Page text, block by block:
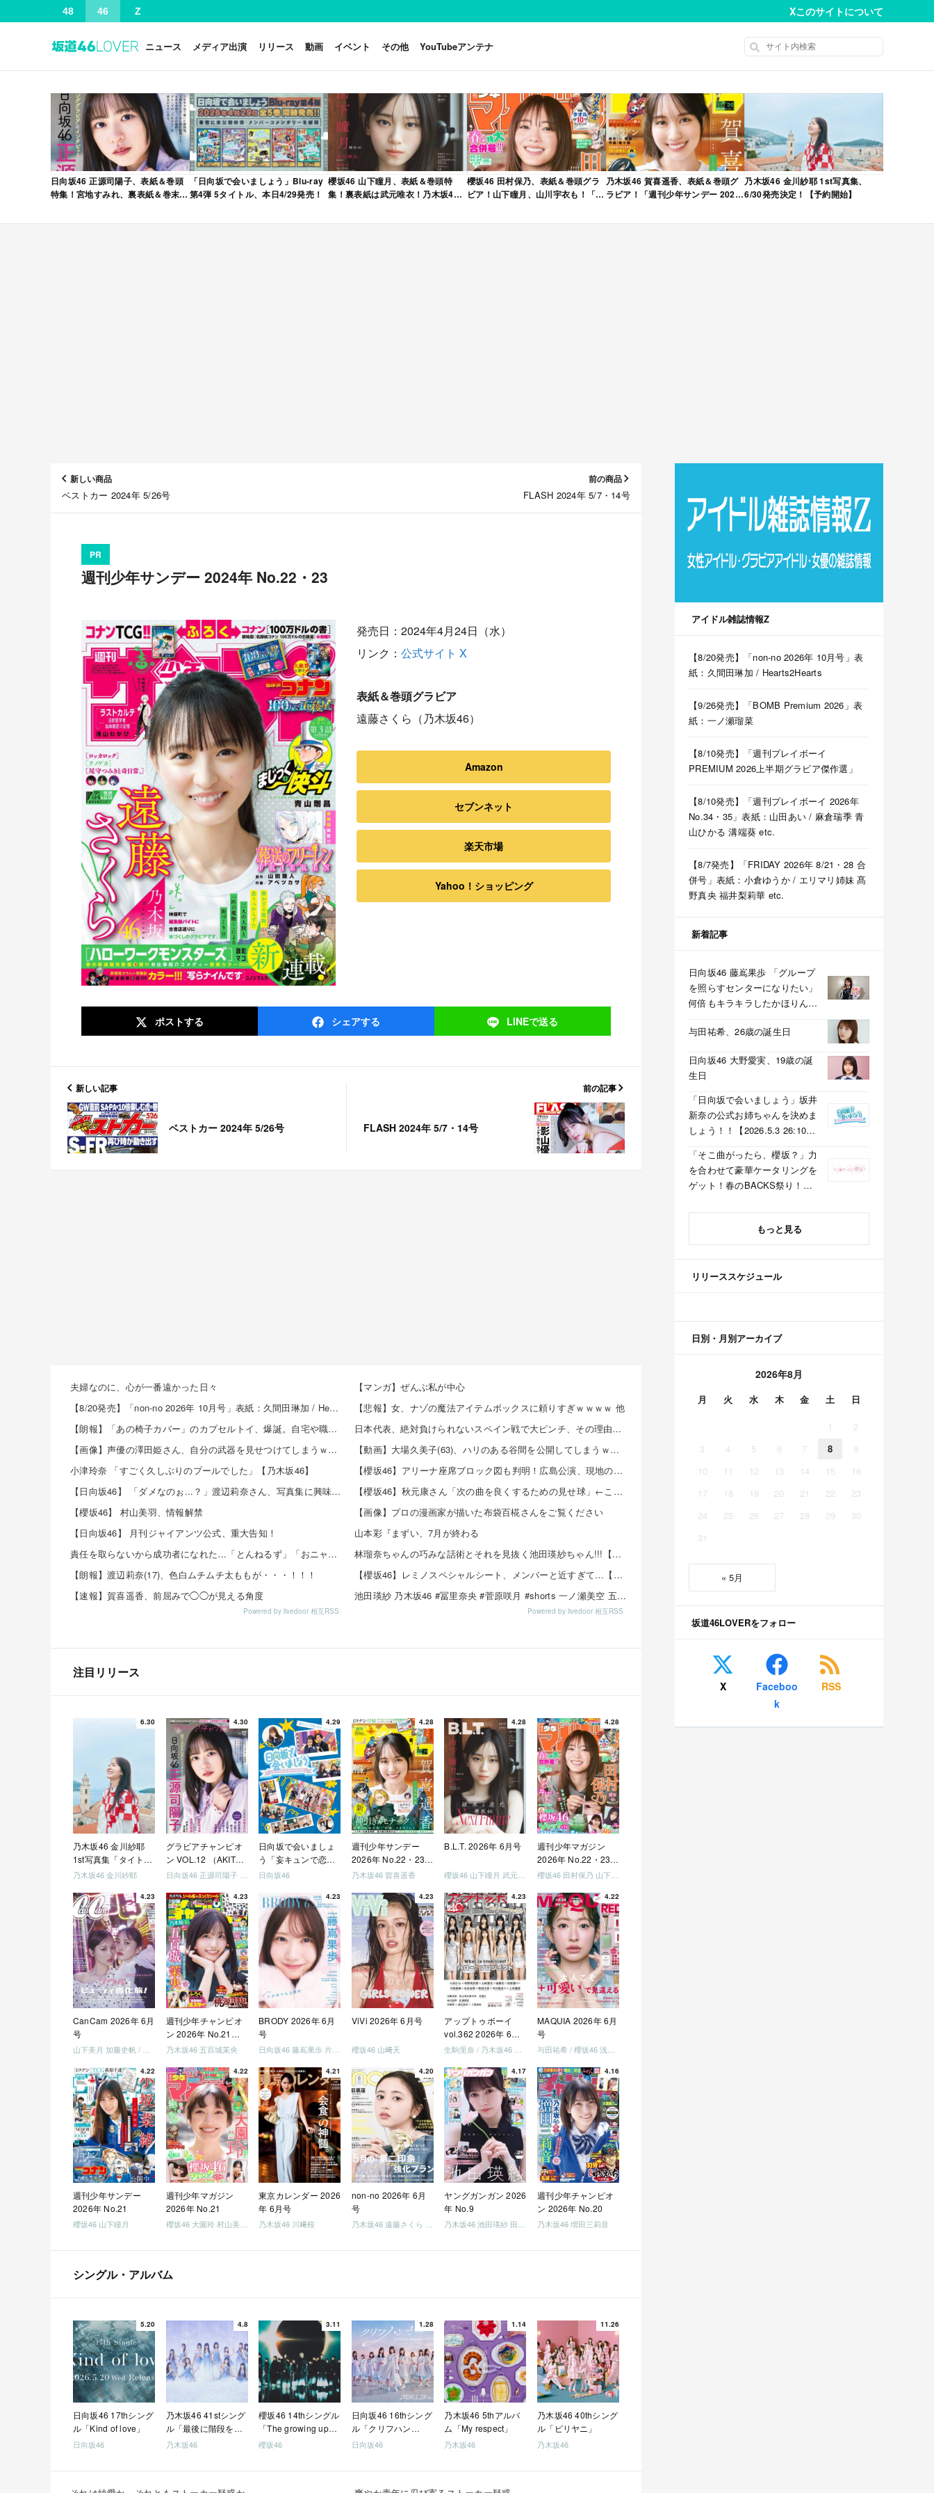
48 46 Z Xこのサイトについて
ニュース メディア出演 リリース 動画 イベント その他 YouTubeアンテナ
日向坂46 正源司陽子、表紙＆巻頭
特集！宮地すみれ、裏表紙＆巻末特
VOL.12」本日4/30発売！
「日向坂で会いましょう」Blu-ray
第4弾 5タイトル、本日4/29発売！
櫻坂46 山下瞳月、表紙＆巻頭特
集！裏表紙は武元唯衣！乃木坂46
6月号」本日4/28発売！
櫻坂46 田村保乃、表紙＆巻頭グラ
ビア！山下瞳月、山川宇衣も！「週
合併号」本日4/28発売！
乃木坂46 賀喜遥香、表紙＆巻頭グ
ラビア！「週刊少年サンデー 2026
売！
乃木坂46 金川紗耶 1st写真集、
6/30発売決定！【予約開始】
新しい商品
ベストカー 2024年 5/26号
前の商品
FLASH 2024年 5/7・14号
PR
週刊少年サンデー 2024年 No.22・23
発売日：2024年4月24日（水）
リンク：公式サイト X
表紙＆巻頭グラビア
遠藤さくら（乃木坂46）
Amazon
セブンネット
楽天市場
Yahoo！ショッピング
ポストする シェアする LINEで送る
新しい記事
ベストカー 2024年 5/26号
前の記事
FLASH 2024年 5/7・14号
夫婦なのに、心が一番遠かった日々
【8/20発売】「non-no 2026年 10月号」表紙：久間田琳加 / Hearts2Hearts
【朗報】「あの椅子カバー」のカプセルトイ、爆誕。自宅や職場をパチンコ屋にしちゃおうｗｗｗ
【画像】声優の澤田姫さん、自分の武器を見せつけてしまうｗｗｗｗ
小津玲奈 「すごく久しぶりのプールでした」【乃木坂46】
【日向坂46】 「ダメなのぉ...？」渡辺莉奈さん、写真集に興味津々
【櫻坂46】 村山美羽、情報解禁
【日向坂46】 月刊ジャイアンツ公式、重大告知！
責任を取らないから成功者になれた…「とんねるず」「おニャン子」「AKB」とヒットを出し続けた秋元康の哲学！！！
【朗報】渡辺莉奈(17)、色白ムチムチ太ももが・・・！！！
【速報】賀喜遥香、前屈みで◯◯が見える角度
Powered by livedoor 相互RSS
【マンガ】ぜんぶ私が中心
【悲報】女、ナゾの魔法アイテムボックスに頼りすぎｗｗｗｗ 他
日本代表、絶対負けられないスペイン戦で大ピンチ、その理由がこれｗｗｗｗ 他
【動画】大場久美子(63)、ハリのある谷間を公開してしまうｗｗｗ 他
【櫻坂46】アリーナ座席ブロック図も判明！広島公演、現地の様子がこちら【全国ツアー2026 -What’s lonesome?- 】
【櫻坂46】秋元康さん「次の曲を良くするための見せ球」←これ次…
【画像】プロの漫画家が描いた布袋百椛さんをご覧ください
山本彩『まずい、7月が終わる
林瑠奈ちゃんの巧みな話術とそれを見抜く池田瑛紗ちゃん!!!【乃木坂46】
【櫻坂46】レミノスペシャルシート、メンバーと近すぎて…【全国ツアー2026】
池田瑛紗 乃木坂46 #冨里奈央 #菅原咲月 #shorts 一ノ瀬美空 五百城茉央 瀬戸口心月 奥の反応まとめ
Powered by livedoor 相互RSS
注目リリース
6.30
乃木坂46 金川紗耶
1st写真集「タイトル
未定」
乃木坂46 金川紗耶
4.30
グラビアチャンピオ
ン VOL.12 （AKITA
DXシリーズ）
4.29
日向坂で会いましょ
う「妄キュンで恋し
ちゃいましょう」
めましょう」「ご褒
美でロケしましょ
う」「フレンドリー
になりましょう」
「笑って卒業を祝い
ましょう」 [Blu-ray]
日向坂46
4.28
週刊少年サンデー
2026年 No.22・23
合併号
乃木坂46 賀喜遥香
4.28
B.L.T. 2026年 6月号
4.28
週刊少年マガジン
2026年 No.22・23
合併号
4.23
CanCam 2026年 6月
号
山下美月 加藤史帆 / 日向坂46 大野愛実
4.23
週刊少年チャンピオ
ン 2026年 No.21・
22 合併号
乃木坂46 五百城茉央
4.23
BRODY 2026年 6月
号
日向坂46 藤嶌果歩 片山紗希 松尾桜 金村美玖 髙橋未来虹
4.23
ViVi 2026年 6月号
櫻坂46 山﨑天
4.23
アップトゥボーイ
vol.362 2026年 6月
号
生駒里奈 / 乃木坂46 金川紗耶 森平麗心
4.22
MAQUIA 2026年 6月
号
与田祐希 / 櫻坂46 浅井恋乃未
4.22
週刊少年サンデー
2026年 No.21
櫻坂46 山下瞳月
4.22
週刊少年マガジン
2026年 No.21
櫻坂46 大園玲 村山美羽 稲熊ひな
4.21
東京カレンダー 2026
年 6月号
乃木坂46 川﨑桜
4.20
non-no 2026年 6月
号
乃木坂46 遠藤さくら 井上和 / 日向坂46 小坂菜緒
4.17
ヤングガンガン 2026
年 No.9
乃木坂46 池田瑛紗 田村真佑
4.16
週刊少年チャンピオ
ン 2026年 No.20
乃木坂46 増田三莉音
シングル・アルバム
5.20
日向坂46 17thシング
ル「Kind of love」
日向坂46
4.8
乃木坂46 41stシング
ル「最後に階段を駆
け上がったのはいつ
乃木坂46
3.11
櫻坂46 14thシングル
「The growing up
train」
櫻坂46
1.28
日向坂46 16thシング
ル「クリフハン
ガー」
日向坂46
1.14
乃木坂46 5thアルバ
ム「My respect」
乃木坂46
11.26
乃木坂46 40thシング
ル「ビリヤニ」
乃木坂46
アイドル雑誌情報Z
【8/20発売】「non-no 2026年 10月号」表
紙：久間田琳加 / Hearts2Hearts
【9/26発売】「BOMB Premium 2026」表
紙：一ノ瀬瑠菜
【8/10発売】「週刊プレイボーイ
PREMIUM 2026上半期グラビア傑作選」
【8/10発売】「週刊プレイボーイ 2026年
No.34・35」表紙：山田あい / 麻倉瑞季 青
山ひかる 溝端葵 etc.
【8/7発売】「FRIDAY 2026年 8/21・28 合
併号」表紙：小倉ゆうか / エリマリ姉妹 髙
野真央 福井梨莉華 etc.
新着記事
日向坂46 藤嶌果歩 「グループ
を照らすセンターになりたい」
何倍もキラキラしたかほりんが
与田祐希、26歳の誕生日
日向坂46 大野愛実、19歳の誕
生日
「日向坂で会いましょう」坂井
新奈の公式お姉ちゃんを決めま
しょう！！【2026.5.3 26:10〜
「そこ曲がったら、櫻坂？」力
を合わせて豪華ケータリングを
ゲット！春のBACKS祭り！
京】
もっと見る
リリーススケジュール
日別・月別アーカイブ
2026年8月
月 火 水 木 金 土 日
1
2
3
4 5 6 7 8
9
10
11 12 13 14 15
16
17
18 19 20 21 22
23
24
25 26 27 28 29
30
31
« 5月
坂道46LOVERをフォロー
X
Faceboo
k
RSS